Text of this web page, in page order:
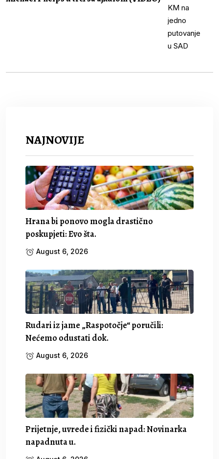
NAJNOVIJE
Hrana bi ponovo mogla drastično
poskupjeti: Evo šta.
August 6, 2026
Rudari iz jame „Raspotočje“ poručili:
Nećemo odustati dok.
August 6, 2026
Prijetnje, uvrede i fizički napad: Novinarka
napadnuta u.